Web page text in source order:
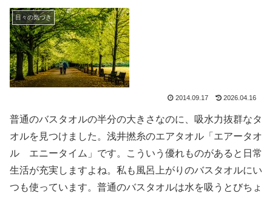
日々の気づき
2014.09.17 2026.04.16
普通のバスタオルの半分の大きさなのに、吸水力抜群なタ
オルを見つけました。浅井撚糸のエアタオル「 エアータオ
ル エニータイム 」です。こういう優れものがあると日常
生活が充実しますよね。私も風呂上がりのバスタオルにい
つも使っています。普通のバスタオルは水を吸うとびちょ